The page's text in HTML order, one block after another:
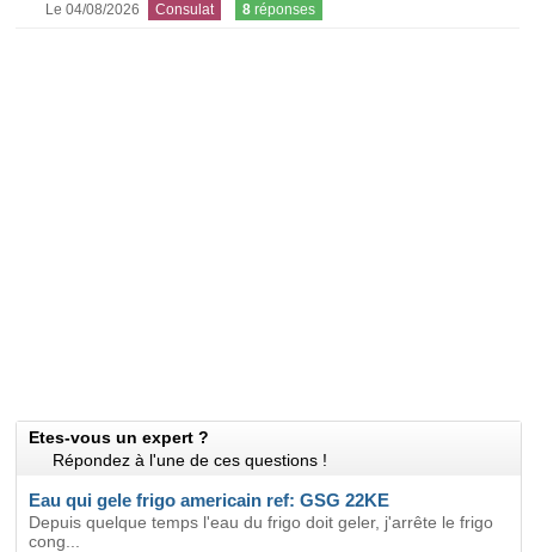
Le 04/08/2026 Consulat 8 réponses
Etes-vous un expert ?
Répondez à l'une de ces questions !
Eau qui gele frigo americain ref: GSG 22KE
Depuis quelque temps l'eau du frigo doit geler, j'arrête le frigo
cong...